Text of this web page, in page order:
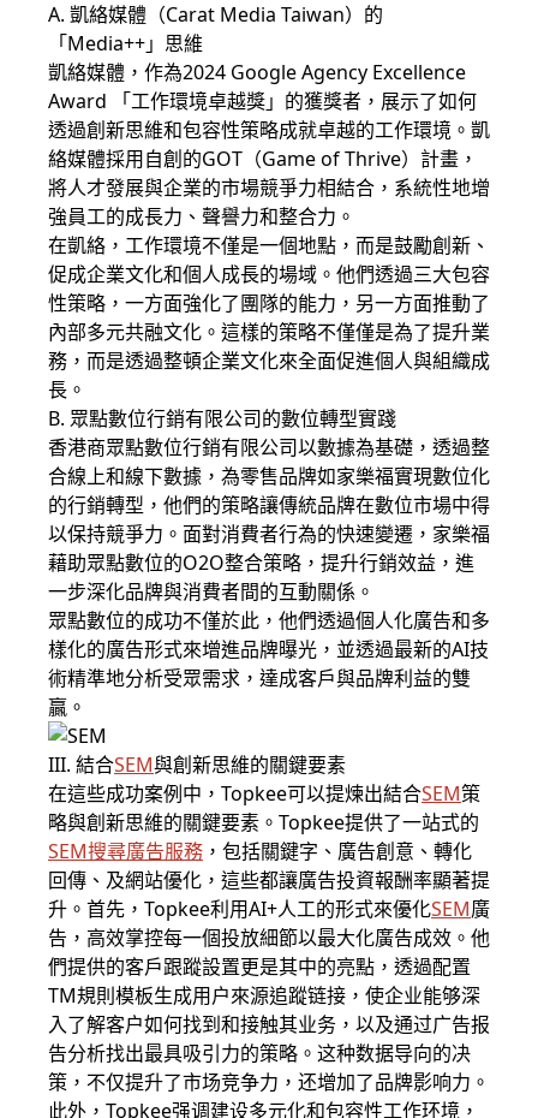
A. 凱絡媒體（Carat Media Taiwan）的
「Media++」思維
凱絡媒體，作為2024 Google Agency Excellence
Award 「工作環境卓越獎」的獲獎者，展示了如何
透過創新思維和包容性策略成就卓越的工作環境。凱
絡媒體採用自創的GOT（Game of Thrive）計畫，
將人才發展與企業的市場競爭力相結合，系統性地增
強員工的成長力、聲譽力和整合力。
在凱絡，工作環境不僅是一個地點，而是鼓勵創新、
促成企業文化和個人成長的場域。他們透過三大包容
性策略，一方面強化了團隊的能力，另一方面推動了
內部多元共融文化。這樣的策略不僅僅是為了提升業
務，而是透過整頓企業文化來全面促進個人與組織成
長。
B. 眾點數位行銷有限公司的數位轉型實踐
香港商眾點數位行銷有限公司以數據為基礎，透過整
合線上和線下數據，為零售品牌如家樂福實現數位化
的行銷轉型，他們的策略讓傳統品牌在數位市場中得
以保持競爭力。面對消費者行為的快速變遷，家樂福
藉助眾點數位的O2O整合策略，提升行銷效益，進
一步深化品牌與消費者間的互動關係。
眾點數位的成功不僅於此，他們透過個人化廣告和多
樣化的廣告形式來增進品牌曝光，並透過最新的AI技
術精準地分析受眾需求，達成客戶與品牌利益的雙
贏。
III. 結合SEM與創新思維的關鍵要素
在這些成功案例中，Topkee可以提煉出結合SEM策
略與創新思維的關鍵要素。Topkee提供了一站式的
SEM搜尋廣告服務 ，包括關鍵字、廣告創意、轉化
回傳、及網站優化，這些都讓廣告投資報酬率顯著提
升。首先，Topkee利用AI+人工的形式來優化SEM廣
告，高效掌控每一個投放細節以最大化廣告成效。他
們提供的客戶跟蹤設置更是其中的亮點，透過配置
TM規則模板生成用户來源追蹤链接，使企业能够深
入了解客户如何找到和接触其业务，以及通过广告报
告分析找出最具吸引力的策略。这种数据导向的决
策，不仅提升了市场竞争力，还增加了品牌影响力。
此外，Topkee强调建设多元化和包容性工作环境，